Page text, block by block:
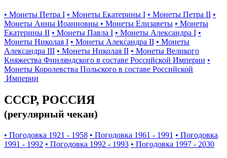
• Монеты Петра I • Монеты Екатерины I • Монеты Петра II •
Монеты Анны Иоанновны • Монеты Елизаветы • Монеты
Екатерины II • Монеты Павла I • Монеты Александра I •
Монеты Николая I • Монеты Александра II • Монеты
Александра III • Монеты Николая II • Монеты Великого
Княжества Финляндского в составе Российской Империи •
Монеты Королевства Польского в составе Российской
Империи
СССР, РОССИЯ
(регулярный чекан)
• Погодовка 1921 - 1958 • Погодовка 1961 - 1991 • Погодовка
1991 - 1992 • Погодовка 1992 - 1993 • Погодовка 1997 - 2030